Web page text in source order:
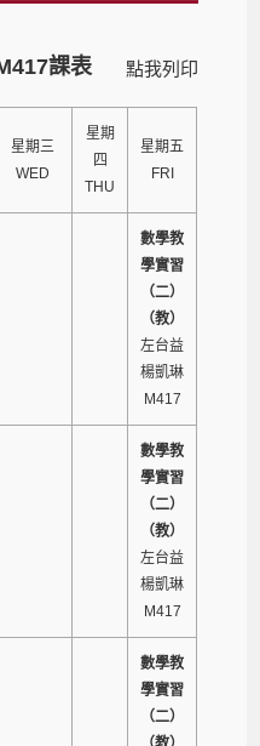
點我列印
課表
星期三
WED
星期
四
THU
星期五
FRI
數學教
學實習
（二）
（教）
左台益
楊凱琳
M417
數學教
學實習
（二）
（教）
左台益
楊凱琳
M417
數學教
學實習
（二）